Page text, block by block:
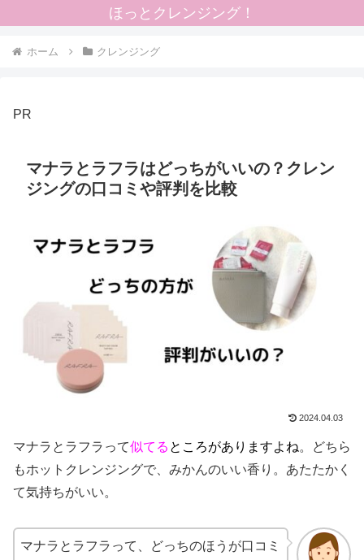
ほっとクレンジング！
ホーム クレンジング
PR
マナラとラフラはどっちがいいの？クレン
ジングの口コミや評判を比較
2024.04.03
マナラとラフラって似てる ところがありますよね。どちら
もホットクレンジングで、みかんのいい香り。あたたかく
て気持ちがいい。
マナラとラフラって、どっちのほうが口コミ